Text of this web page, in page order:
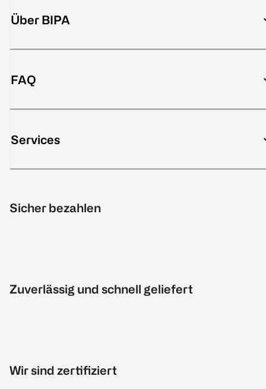
Über BIPA
FAQ
Services
Sicher bezahlen
Zuverlässig und schnell geliefert
Wir sind zertifiziert